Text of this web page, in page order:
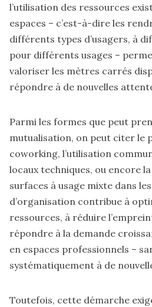
l’utilisation des ressources
espaces – c’est-à-dire les
différents types d’usagers, à
pour différents usages –
valoriser les mètres carrés
répondre à de nouvelles
Parmi les formes que peut
mutualisation, on peut citer le
coworking, l’utilisation
locaux techniques, ou encore
surfaces à usage mixte dans
d’organisation contribue à
ressources, à réduire
répondre à la demande
en espaces professionnels –
systématiquement à de
Toutefois, cette démarche